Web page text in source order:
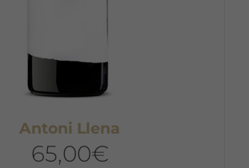
Antoni Llena
65,00€